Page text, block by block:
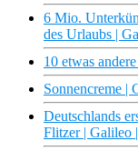
6 Mio.
des Urlaubs |
10 etwas
Sonnencreme |
Deutschlands
Flitzer | Galileo